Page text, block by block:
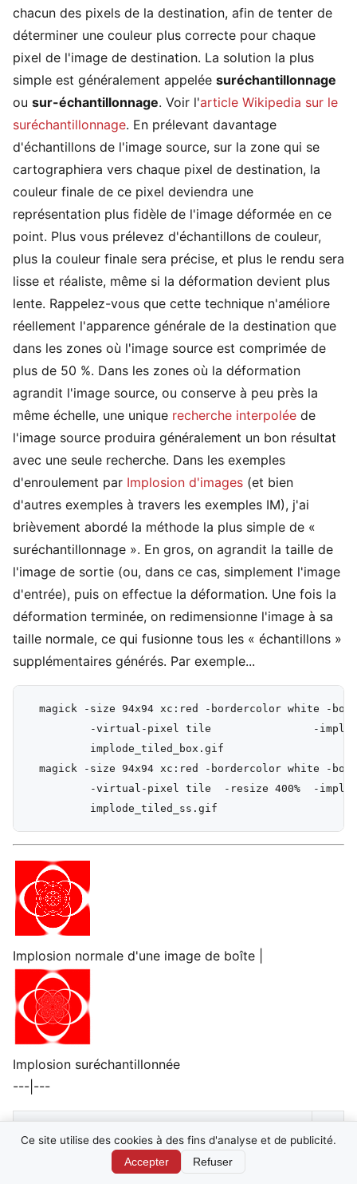
chacun des pixels de la destination, afin de tenter de
déterminer une couleur plus correcte pour chaque
pixel de l'image de destination. La solution la plus
simple est généralement appelée suréchantillonnage
ou sur-échantillonnage. Voir l'article Wikipedia sur le
suréchantillonnage. En prélevant davantage
d'échantillons de l'image source, sur la zone qui se
cartographiera vers chaque pixel de destination, la
couleur finale de ce pixel deviendra une
représentation plus fidèle de l'image déformée en ce
point. Plus vous prélevez d'échantillons de couleur,
plus la couleur finale sera précise, et plus le rendu sera
lisse et réaliste, même si la déformation devient plus
lente. Rappelez-vous que cette technique n'améliore
réellement l'apparence générale de la destination que
dans les zones où l'image source est comprimée de
plus de 50 %. Dans les zones où la déformation
agrandit l'image source, ou conserve à peu près la
même échelle, une unique recherche interpolée de
l'image source produira généralement un bon résultat
avec une seule recherche. Dans les exemples
d'enroulement par Implosion d'images (et bien
d'autres exemples à travers les exemples IM), j'ai
brièvement abordé la méthode la plus simple de «
suréchantillonnage ». En gros, on agrandit la taille de
l'image de sortie (ou, dans ce cas, simplement l'image
d'entrée), puis on effectue la déformation. Une fois la
déformation terminée, on redimensionne l'image à sa
taille normale, ce qui fusionne tous les « échantillons »
supplémentaires générés. Par exemple...
magick -size 94x94 xc:red -bordercolor white -
-virtual-pixel tile                -
          implode_tiled_box.gif
magick -size 94x94 xc:red -bordercolor white -
-virtual-pixel tile  -resize 400%  -
Implosion normale d'une image de boîte |
Implosion suréchantillonnée
---|---
d'entrée, vous pourriez partir d'une image
source de meilleure qualité (plus grande),
Ce site utilise des cookies à des fins d'analyse et de publicité.
Accepter Refuser